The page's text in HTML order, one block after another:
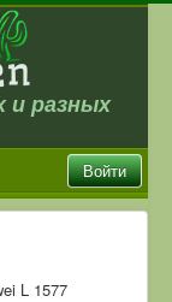
и разных
Войти
L 1577